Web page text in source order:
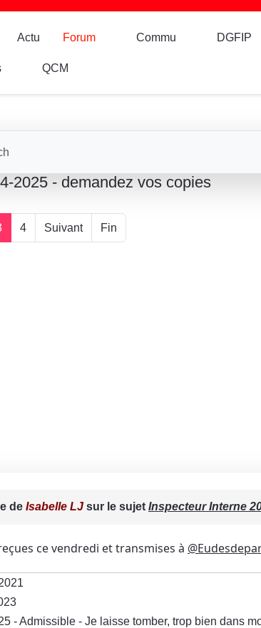
Actu Forum Commu DGFIP
QCM
2025 - demandez vos copies
4 Suivant Fin
de Isabelle LJ sur le sujet Inspecteur Interne
ce vendredi et transmises à
- Admissible - Je laisse tomber, trop bien dans